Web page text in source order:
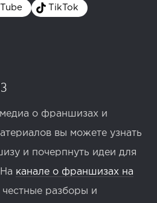
TikTok
о франшизах и
вы можете узнать
и почерпнуть идеи для
канале о франшизах на
разборы и